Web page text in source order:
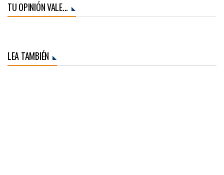
TU OPINIÓN VALE...
LEA TAMBIÉN